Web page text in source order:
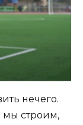
нечего.
мы строим,